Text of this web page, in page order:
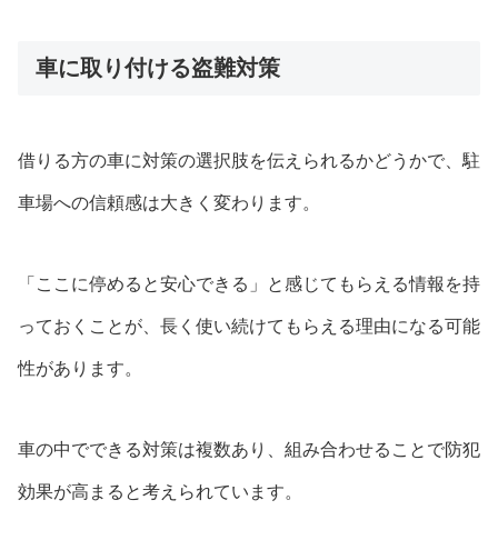
車に取り付ける盗難対策
借りる方の車に対策の選択肢を伝えられるかどうかで、駐
車場への信頼感は大きく変わります。
「ここに停めると安心できる」と感じてもらえる情報を持
っておくことが、長く使い続けてもらえる理由になる可能
性があります。
車の中でできる対策は複数あり、組み合わせることで防犯
効果が高まると考えられています。